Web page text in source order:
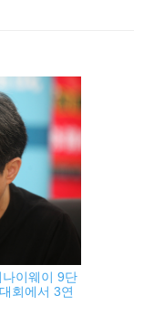
이웨이 9단
회에서 3연